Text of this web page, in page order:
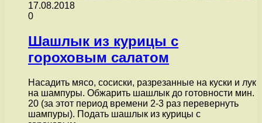
17.08.2018
0
Шашлык из курицы с
гороховым салатом
Насадить мясо, сосиски, разрезанные на куски и лук
на шампуры. Обжарить шашлык до готовности мин.
20 (за этот период времени 2-3 раз перевернуть
шампуры). Подать шашлык из курицы с